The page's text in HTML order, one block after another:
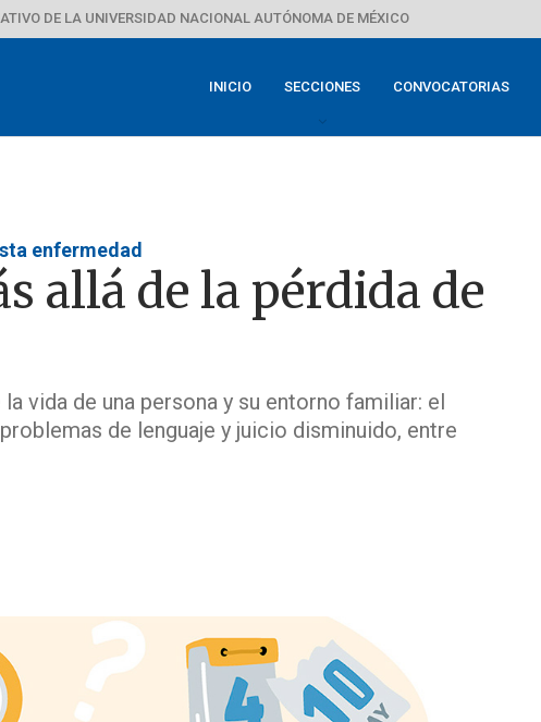
DE LA UNIVERSIDAD NACIONAL AUTÓNOMA DE MÉXICO
INICIO SECCIONES CONVOCATORIAS
enfermedad
allá de la pérdida de
vida de una persona y su entorno familiar: el
de lenguaje y juicio disminuido, entre